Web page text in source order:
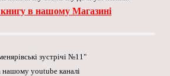
в нашому Магазині
зустрічі №11"
нашому youtube каналі